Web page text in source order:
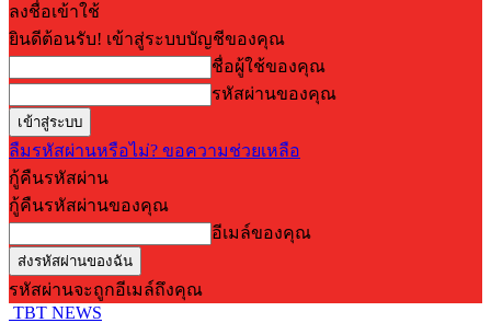
ลงชื่อเข้าใช้
ยินดีต้อนรับ! เข้าสู่ระบบบัญชีของคุณ
ชื่อผู้ใช้ของคุณ
รหัสผ่านของคุณ
ลืมรหัสผ่านหรือไม่? ขอความช่วยเหลือ
กู้คืนรหัสผ่าน
กู้คืนรหัสผ่านของคุณ
อีเมล์ของคุณ
รหัสผ่านจะถูกอีเมล์ถึงคุณ
TBT NEWS